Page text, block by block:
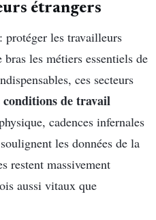
étrangers
protéger les travailleurs
les métiers essentiels de
ces secteurs
conditions de travail
cadences infernales
les données de la
restent massivement
aussi vitaux que